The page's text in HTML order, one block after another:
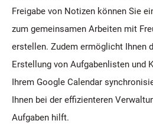
Freigabe von Notizen können Sie
zum gemeinsamen Arbeiten mit
erstellen. Zudem ermöglicht Ihnen
Erstellung von Aufgabenlisten und
Ihrem Google Calendar
Ihnen bei der effizienteren
Aufgaben hilft.